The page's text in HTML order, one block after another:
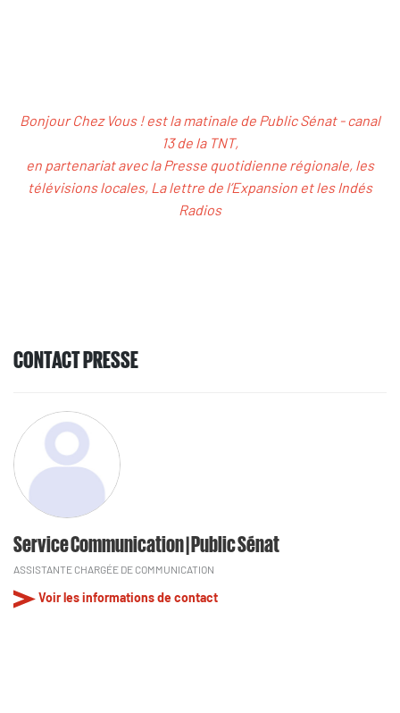
Bonjour Chez Vous ! est la matinale de Public Sénat - canal
13 de la TNT,
en partenariat avec la Presse quotidienne régionale, les
télévisions locales, La lettre de l’Expansion et les Indés
Radios
CONTACT PRESSE
Service Communication | Public Sénat
ASSISTANTE CHARGÉE DE COMMUNICATION
Voir les informations de contact